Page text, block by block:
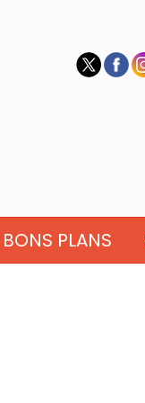
BONS PLANS